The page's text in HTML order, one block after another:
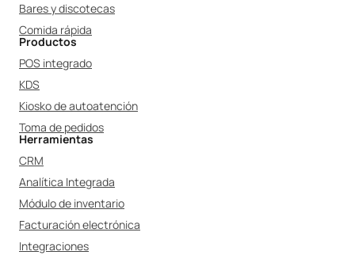
Bares y discotecas
Comida rápida
Productos
POS integrado
KDS
Kiosko de autoatención
Toma de pedidos
Herramientas
CRM
Analítica Integrada
Módulo de inventario
Facturación electrónica
Integraciones